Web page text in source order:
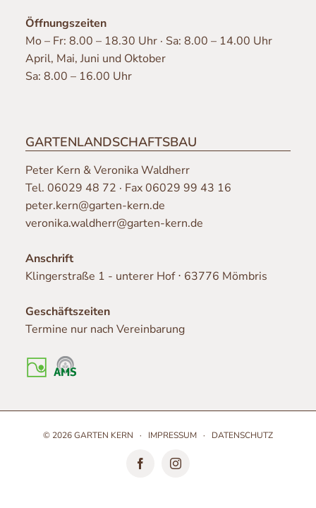
Öffnungszeiten
Mo – Fr: 8.00 – 18.30 Uhr · Sa: 8.00 – 14.00 Uhr
April, Mai, Juni und Oktober
Sa: 8.00 – 16.00 Uhr
GARTENLANDSCHAFTSBAU
Peter Kern & Veronika Waldherr
Tel. 06029 48 72 · Fax 06029 99 43 16
peter.kern@garten-kern.de
veronika.waldherr@garten-kern.de
Anschrift
Klingerstraße 1 - unterer Hof ⋅ 63776 Mömbris
Geschäftszeiten
Termine nur nach Vereinbarung
© 2026 GARTEN KERN · IMPRESSUM · DATENSCHUTZ